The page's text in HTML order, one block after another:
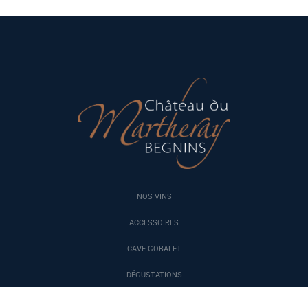
NOS VINS
ACCESSOIRES
CAVE GOBALET
DÉGUSTATIONS